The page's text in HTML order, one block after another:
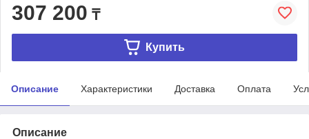
307 200 ₸
Купить
Описание Характеристики Доставка Оплата
Описание